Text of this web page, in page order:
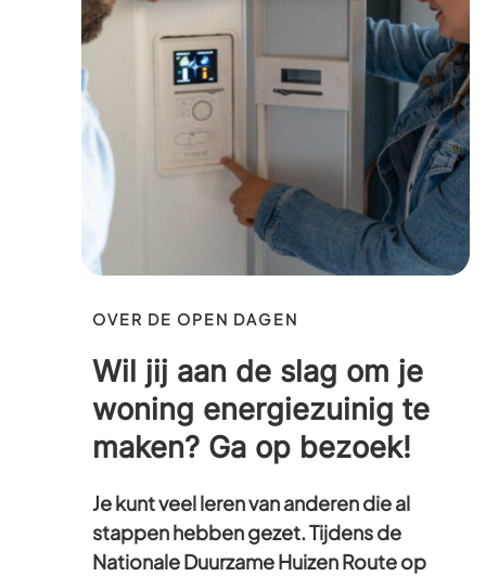
OVER DE OPEN DAGEN
Wil jij aan de slag om je
woning energiezuinig te
maken? Ga op bezoek!
Je kunt veel leren van anderen die al
stappen hebben gezet. Tijdens de
Nationale Duurzame Huizen Route op